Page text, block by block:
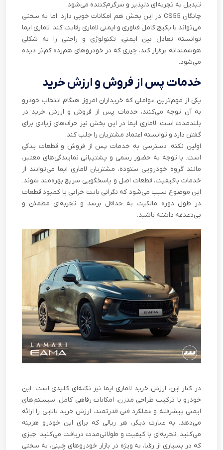
تبدیل به تجربه‌ای دلپذیر و سرگرم‌کننده می‌شود.
چانگان CS55 در این بخش هم امکانات خوبی دارد، اما به سختی
می‌تواند با پکیج کامل فناوری و ایمنی لاماری رقابت کند. لاماری ایما
توانسته تعادل بین ایمنی، تکنولوژی و راحتی را به شکلی
هوشمندانه برقرار کند، چیزی که در خودروهای هم‌رده کم‌تر دیده
می‌شود.
خدمات پس از فروش و ارزش خرید
یکی از مهم‌ترین عواملی که خریداران امروز هنگام انتخاب خودرو
به آن توجه می‌کنند، خدمات پس از فروش و ارزش خرید در
بلندمدت است. لاماری ایما در این بخش نیز حرف‌های زیادی برای
گفتن دارد و توانسته اعتماد مشتریان را جلب کند.
اولین نکته، دسترسی به خدمات پس از فروش و قطعات یدکی
است. با توجه به حضور رسمی و پشتیبانی نمایندگی‌های معتبر،
مانند گروه خودرویی ستوده، مشتریان لاماری ایما می‌توانند از
خدمات باکیفیت، قطعات اصل و پاسخگویی سریع بهره‌مند شوند.
این موضوع سبب می‌شود که نگرانی بابت خرابی یا کمبود قطعات
در طول دوره مالکیت به حداقل برسد و تجربه‌ای مطمئن و
بی‌دغدغه داشته باشید.
در کنار این، ارزش خرید لاماری ایما نیز نکته‌ای کلیدی است. این
خودرو با ترکیب طراحی مدرن، امکانات رفاهی کامل، سیستم‌های
ایمنی پیشرفته و عملکرد فنی قدرتمند، ارزش خرید بالایی را ارائه
می‌دهد. به عبارت دیگر، هر ریالی که برای این خودرو هزینه
می‌کنید، تجربه‌ای با کیفیت و طولانی‌مدت دریافت می‌کنید؛ چیزی
که در بسیاری از رقبا، به ویژه در بازار خودروهای چینی، به سختی